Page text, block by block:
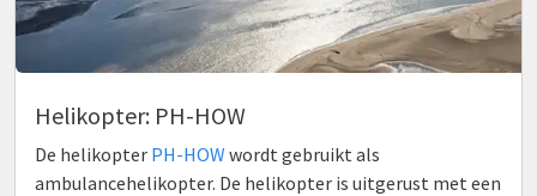
Helikopter: PH-HOW
De helikopter PH-HOW wordt gebruikt als
ambulancehelikopter. De helikopter is uitgerust met een